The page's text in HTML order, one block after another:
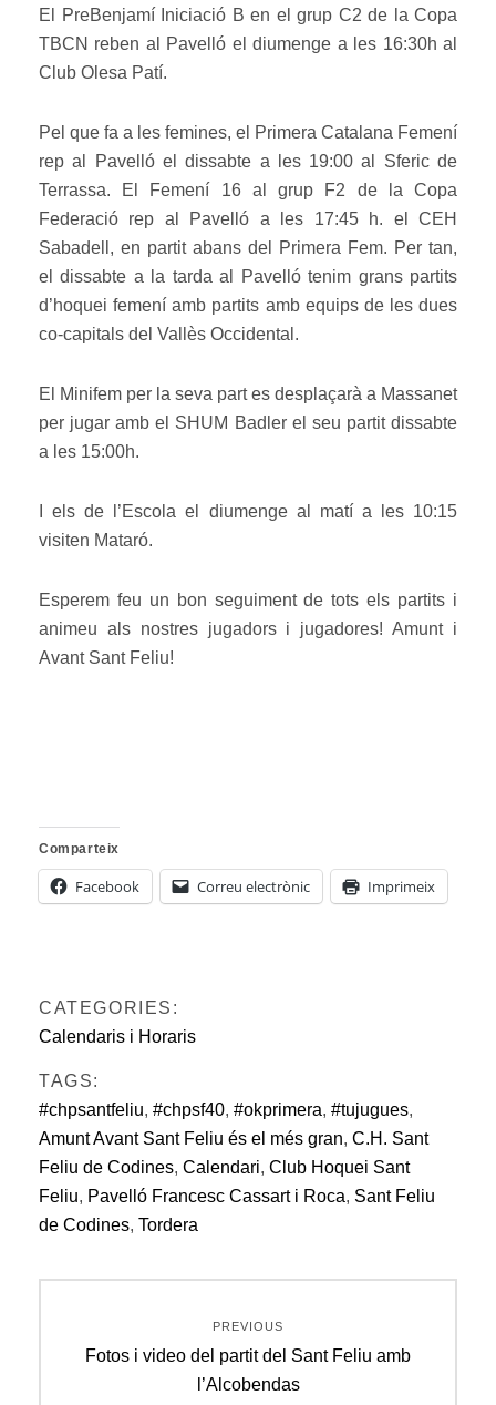
El PreBenjamí Iniciació B en el grup C2 de la Copa
TBCN reben al Pavelló el diumenge a les 16:30h al
Club Olesa Patí.
Pel que fa a les femines, el Primera Catalana Femení
rep al Pavelló el dissabte a les 19:00 al Sferic de
Terrassa. El Femení 16 al grup F2 de la Copa
Federació rep al Pavelló a les 17:45 h. el CEH
Sabadell, en partit abans del Primera Fem. Per tan,
el dissabte a la tarda al Pavelló tenim grans partits
d’hoquei femení amb partits amb equips de les dues
co-capitals del Vallès Occidental.
El Minifem per la seva part es desplaçarà a Massanet
per jugar amb el SHUM Badler el seu partit dissabte
a les 15:00h.
I els de l’Escola el diumenge al matí a les 10:15
visiten Mataró.
Esperem feu un bon seguiment de tots els partits i
animeu als nostres jugadors i jugadores! Amunt i
Avant Sant Feliu!
Comparteix
Facebook Correu electrònic Imprimeix
CATEGORIES:
Calendaris i Horaris
TAGS:
#chpsantfeliu, #chpsf40, #okprimera, #tujugues,
Amunt Avant Sant Feliu és el més gran, C.H. Sant
Feliu de Codines, Calendari, Club Hoquei Sant
Feliu, Pavelló Francesc Cassart i Roca, Sant Feliu
de Codines, Tordera
d'entrades
PREVIOUS
Previous
Fotos i video del partit del Sant Feliu amb
l’Alcobendas